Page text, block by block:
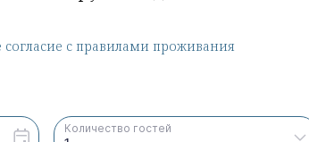
с правилами проживания